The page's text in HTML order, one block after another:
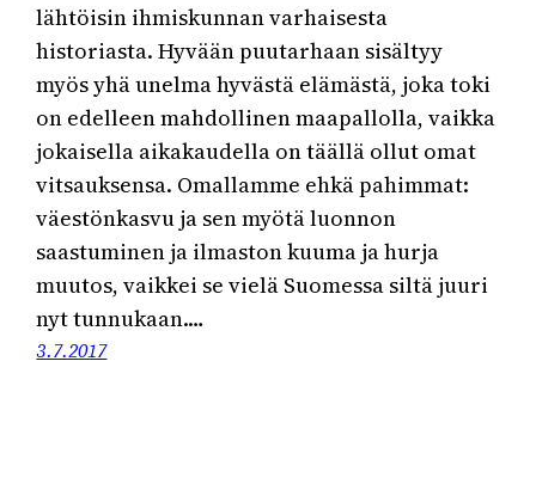
lähtöisin ihmiskunnan varhaisesta
historiasta. Hyvään puutarhaan sisältyy
myös yhä unelma hyvästä elämästä, joka toki
on edelleen mahdollinen maapallolla, vaikka
jokaisella aikakaudella on täällä ollut omat
vitsauksensa. Omallamme ehkä pahimmat:
väestönkasvu ja sen myötä luonnon
saastuminen ja ilmaston kuuma ja hurja
muutos, vaikkei se vielä Suomessa siltä juuri
nyt tunnukaan.…
3.7.2017